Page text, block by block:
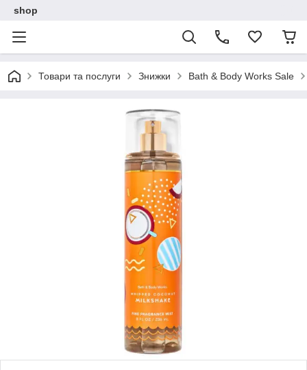
shop
Товари та послуги Знижки Bath & Body Works Sale